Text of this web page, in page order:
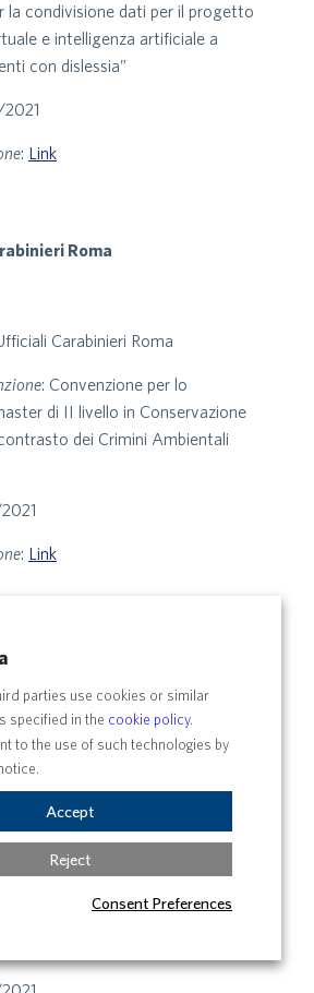
la condivisione dati per il progetto
e intelligenza artificiale a
con dislessia”
: Link
Roma
Carabinieri Roma
: Convenzione per lo
di II livello in Conservazione
dei Crimini Ambientali
: Link
Il Garante delle persone
e Unitus
della Giustizia, Il Garante delle
misure restrittive della libertà
Lazio e Unitus
parties use cookies or similar
specified in the cookie policy.
to the use of such technologies by
Accept
Reject
Consent Preferences